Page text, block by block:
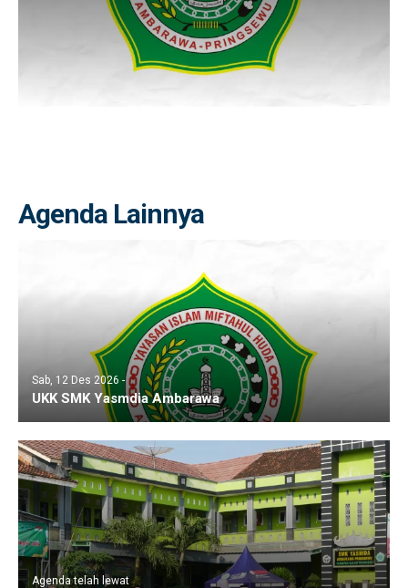
Agenda Lainnya
Sab, 12 Des 2026 -
UKK SMK Yasmdia Ambarawa
Agenda telah lewat